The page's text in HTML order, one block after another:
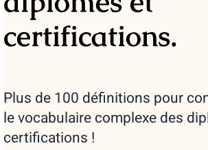
certifications.
Plus de 100 définitions pour
le vocabulaire complexe des
certifications !